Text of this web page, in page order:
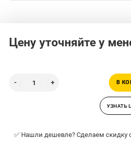
Цену уточняйте у
В
УЗНАТЬ
✅ Нашли дешевле? Сделаем скидку